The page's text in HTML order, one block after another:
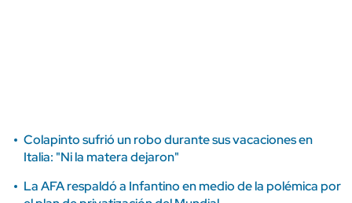
Colapinto sufrió un robo durante sus vacaciones en
Italia: "Ni la matera dejaron"
La AFA respaldó a Infantino en medio de la polémica por